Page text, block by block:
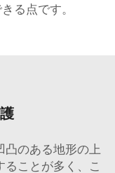
る点です。
凸のある地形の上
ことが多く、こ